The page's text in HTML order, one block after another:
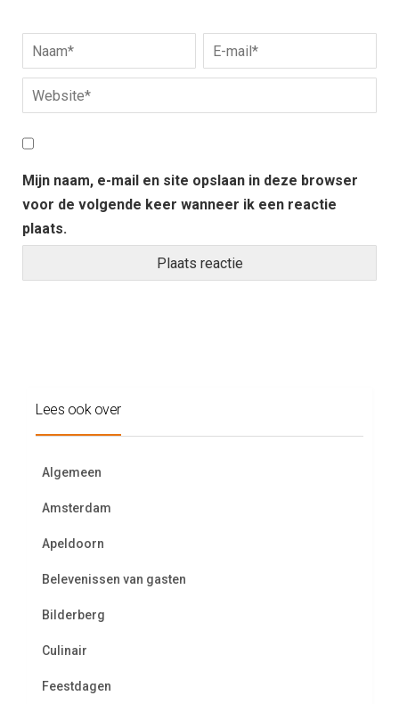
Mijn naam, e-mail en site opslaan in deze browser
voor de volgende keer wanneer ik een reactie
plaats.
Lees ook over
Algemeen
Amsterdam
Apeldoorn
Belevenissen van gasten
Bilderberg
Culinair
Feestdagen